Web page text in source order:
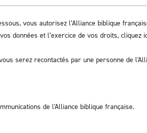
vous autorisez l’Alliance biblique
données et l’exercice de vos droits, cliquez
serez recontactés par une personne de
de l'Alliance biblique française.